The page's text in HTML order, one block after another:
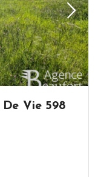
De Vie 598